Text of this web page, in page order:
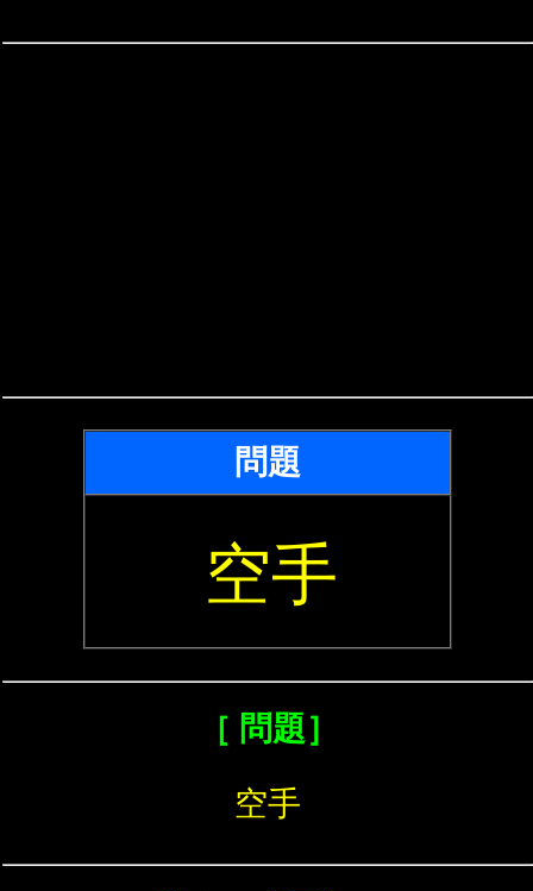
問題
空手
［ 問題］
空手